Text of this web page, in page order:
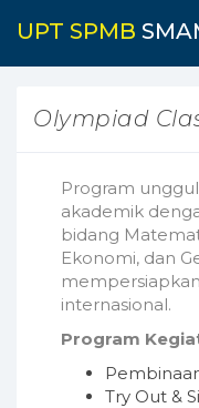
UPT SPMB
Olympiad
Program
akademik
bidang
Ekonomi, dan
internasional.
Program
Try Out &